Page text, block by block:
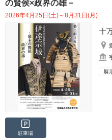
の賢侯×政界の雄－
2026年4月25日(土)～8月31日(月)
十
展
駐車場